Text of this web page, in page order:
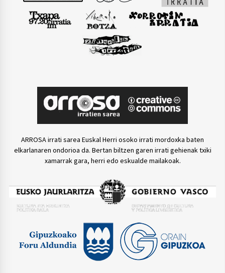
ARROSA irrati sarea Euskal Herri osoko irrati mordoxka baten
elkarlanaren ondorioa da. Bertan biltzen garen irrati gehienak txiki
xamarrak gara, herri edo eskualde mailakoak.